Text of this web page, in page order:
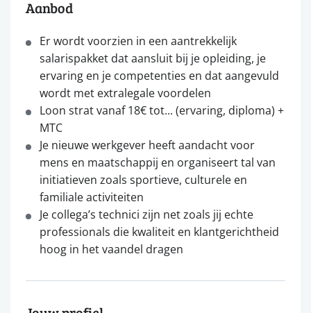
Aanbod
Er wordt voorzien in een aantrekkelijk
salarispakket dat aansluit bij je opleiding, je
ervaring en je competenties en dat aangevuld
wordt met extralegale voordelen
Loon strat vanaf 18€ tot... (ervaring, diploma) +
MTC
Je nieuwe werkgever heeft aandacht voor
mens en maatschappij en organiseert tal van
initiatieven zoals sportieve, culturele en
familiale activiteiten
Je collega’s technici zijn net zoals jij echte
professionals die kwaliteit en klantgerichtheid
hoog in het vaandel dragen